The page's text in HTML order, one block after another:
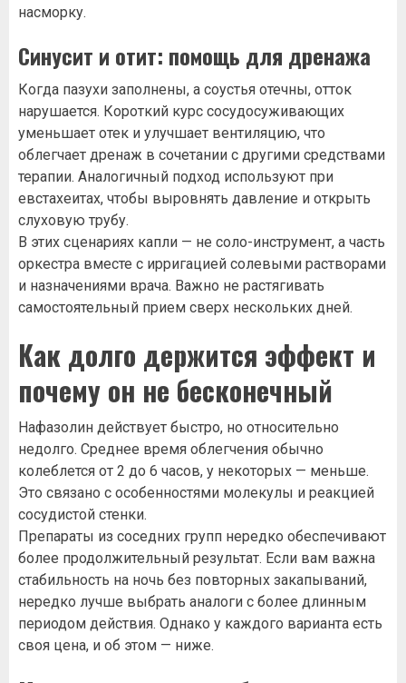
насморку.
Синусит и отит: помощь для дренажа
Когда пазухи заполнены, а соустья отечны, отток
нарушается. Короткий курс сосудосуживающих
уменьшает отек и улучшает вентиляцию, что
облегчает дренаж в сочетании с другими средствами
терапии. Аналогичный подход используют при
евстахеитах, чтобы выровнять давление и открыть
слуховую трубу.
В этих сценариях капли — не соло-инструмент, а часть
оркестра вместе с ирригацией солевыми растворами
и назначениями врача. Важно не растягивать
самостоятельный прием сверх нескольких дней.
Как долго держится эффект и
почему он не бесконечный
Нафазолин действует быстро, но относительно
недолго. Среднее время облегчения обычно
колеблется от 2 до 6 часов, у некоторых — меньше.
Это связано с особенностями молекулы и реакцией
сосудистой стенки.
Препараты из соседних групп нередко обеспечивают
более продолжительный результат. Если вам важна
стабильность на ночь без повторных закапываний,
нередко лучше выбрать аналоги с более длинным
периодом действия. Однако у каждого варианта есть
своя цена, и об этом — ниже.